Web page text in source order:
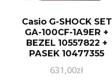
Casio G-SHOCK SET
GA-100CF-1A9ER +
BEZEL 10557822 +
PASEK 10477355
631,00zł